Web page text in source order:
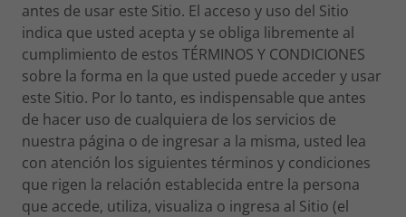
antes de usar este Sitio. El acceso y uso del Sitio
indica que usted acepta y se obliga libremente al
cumplimiento de estos TÉRMINOS Y CONDICIONES
sobre la forma en la que usted puede acceder y usar
este Sitio. Por lo tanto, es indispensable que antes
de hacer uso de cualquiera de los servicios de
nuestra página o de ingresar a la misma, usted lea
con atención los siguientes términos y condiciones
que rigen la relación establecida entre la persona
que accede, utiliza, visualiza o ingresa al Sitio (el